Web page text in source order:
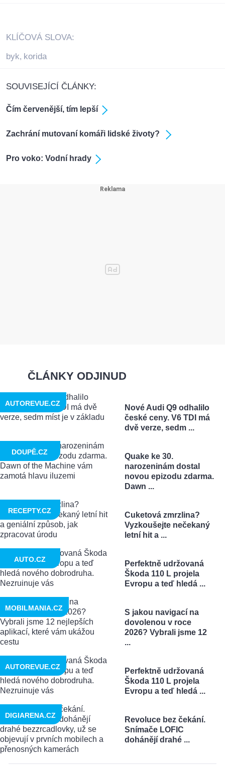
KLÍČOVÁ SLOVA:
byk, korida
SOUVISEJÍCÍ ČLÁNKY:
Čím červenější, tím lepší
Zachrání mutovaní komáři lidské životy?
Pro voko: Vodní hrady
ČLÁNKY ODJINUD
Nové Audi Q9 odhalilo
české ceny. V6 TDI má
dvě verze, sedm ...
AUTOREVUE.CZ
Quake ke 30.
narozeninám dostal
novou epizodu zdarma.
Dawn ...
DOUPĚ.CZ
Cuketová zmrzlina?
Vyzkoušejte nečekaný
letní hit a ...
RECEPTY.CZ
Perfektně udržovaná
Škoda 110 L projela
Evropu a teď hledá ...
AUTO.CZ
S jakou navigací na
dovolenou v roce
2026? Vybrali jsme 12
...
MOBILMANIA.CZ
Perfektně udržovaná
Škoda 110 L projela
Evropu a teď hledá ...
AUTOREVUE.CZ
Revoluce bez čekání.
Snímače LOFIC
dohánějí drahé ...
DIGIARENA.CZ